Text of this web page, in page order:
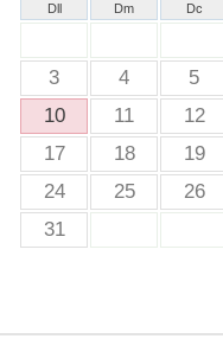
Dll Dm Dc
3
4 5
10
11 12
17
18 19
24
25 26
31